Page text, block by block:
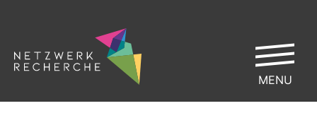
MENU